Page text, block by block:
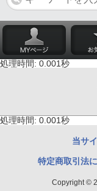
処理時間: 0.001秒
処理時間: 0.001秒
当サ
特定商取引法
Copyright ©